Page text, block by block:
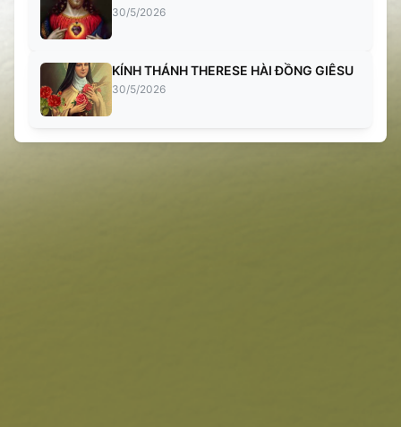
30/5/2026
KÍNH THÁNH THERESE HÀI ĐỒNG GIÊSU
30/5/2026